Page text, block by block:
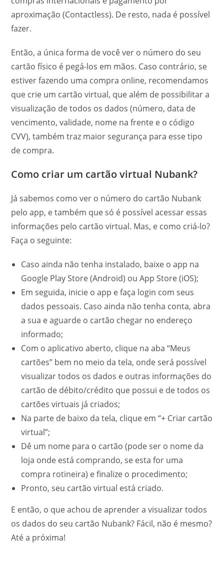
aproximação (Contactless). De resto, nada é possível
fazer.
Então, a única forma de você ver o número do seu
cartão físico é pegá-los em mãos. Caso contrário, se
estiver fazendo uma compra online, recomendamos
que crie um cartão virtual, que além de possibilitar a
visualização de todos os dados (número, data de
vencimento, validade, nome na frente e o código
CVV), também traz maior segurança para esse tipo
de compra.
Como criar um cartão virtual Nubank?
Já sabemos como ver o número do cartão Nubank
pelo app, e também que só é possível acessar essas
informações pelo cartão virtual. Mas, e como criá-lo?
Faça o seguinte:
Caso ainda não tenha instalado, baixe o app na
Google Play Store (Android) ou App Store (iOS);
Em seguida, inicie o app e faça login com seus
dados pessoais. Caso ainda não tenha conta, abra
a sua e aguarde o cartão chegar no endereço
informado;
Com o aplicativo aberto, clique na aba “Meus
cartões” bem no meio da tela, onde será possível
visualizar todos os dados e outras informações do
cartão de débito/crédito que possui e de todos os
cartões virtuais já criados;
Na parte de baixo da tela, clique em “+ Criar cartão
virtual”;
Dê um nome para o cartão (pode ser o nome da
loja onde está comprando, se esta for uma
compra rotineira) e finalize o procedimento;
Pronto, seu cartão virtual está criado.
E então, o que achou de aprender a visualizar todos
os dados do seu cartão Nubank? Fácil, não é mesmo?
Até a próxima!